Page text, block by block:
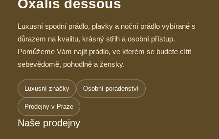
Oxalis dessous
Luxusní spodní prádlo, plavky a noční prádlo vybírané s
důrazem na kvalitu, krásný střih a osobní přístup.
Pomůžeme Vám najít prádlo, ve kterém se budete cítit
sebevědomě, pohodlně a žensky.
Luxusní značky Osobní poradenství
Prodejny v Praze
Naše prodejny